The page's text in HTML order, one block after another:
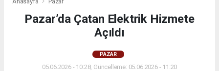
Pazar’da Çatan Elektrik Hizmete
Açıldı
PAZAR
05.06.2026 - 10:28, Güncelleme: 05.06.2026 - 11:20